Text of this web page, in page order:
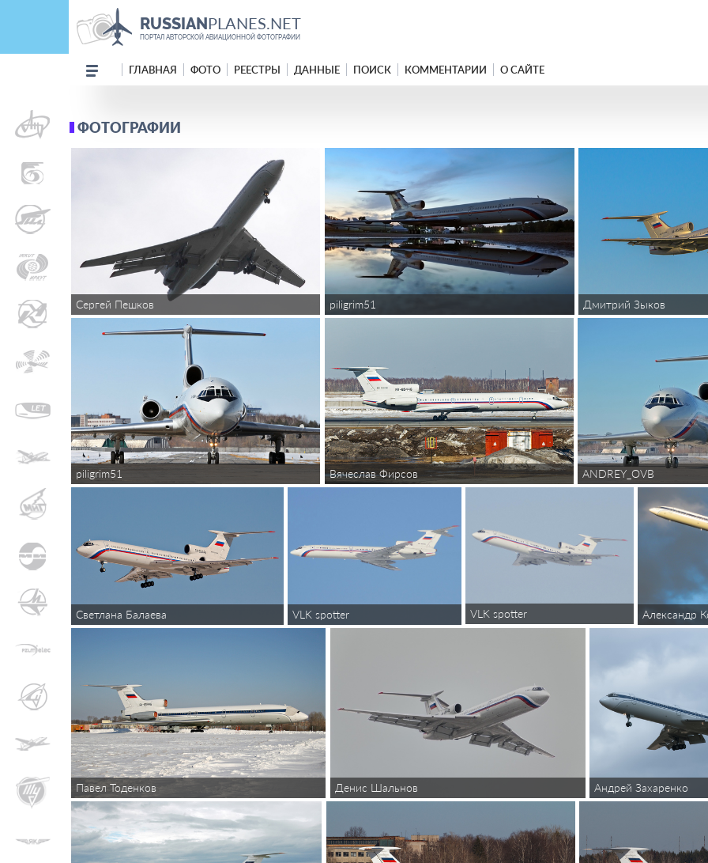
RUSSIANPLANES.NET
ПОРТАЛ АВТОРСКОЙ АВИАЦИОННОЙ ФОТОГРАФИИ
ГЛАВНАЯ ФОТО РЕЕСТРЫ ДАННЫЕ ПОИСК КОММЕНТАРИИ О САЙТЕ
ФОТОГРАФИИ
Сергей Пешков piligrim51 Дмитрий Зыков
piligrim51 Вячеслав Фирсов ANDREY_OVB
Светлана Балаева VLK spotter VLK spotter Александр
Павел Тоденков Денис Шальнов Андрей Захаренко